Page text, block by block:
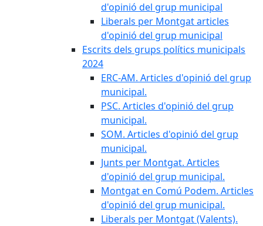
d'opinió del grup municipal
Liberals per Montgat articles
d'opinió del grup municipal
Escrits dels grups polítics municipals
2024
ERC-AM. Articles d'opinió del grup
municipal.
PSC. Articles d'opinió del grup
municipal.
SOM. Articles d'opinió del grup
municipal.
Junts per Montgat. Articles
d'opinió del grup municipal.
Montgat en Comú Podem. Articles
d'opinió del grup municipal.
Liberals per Montgat (Valents).